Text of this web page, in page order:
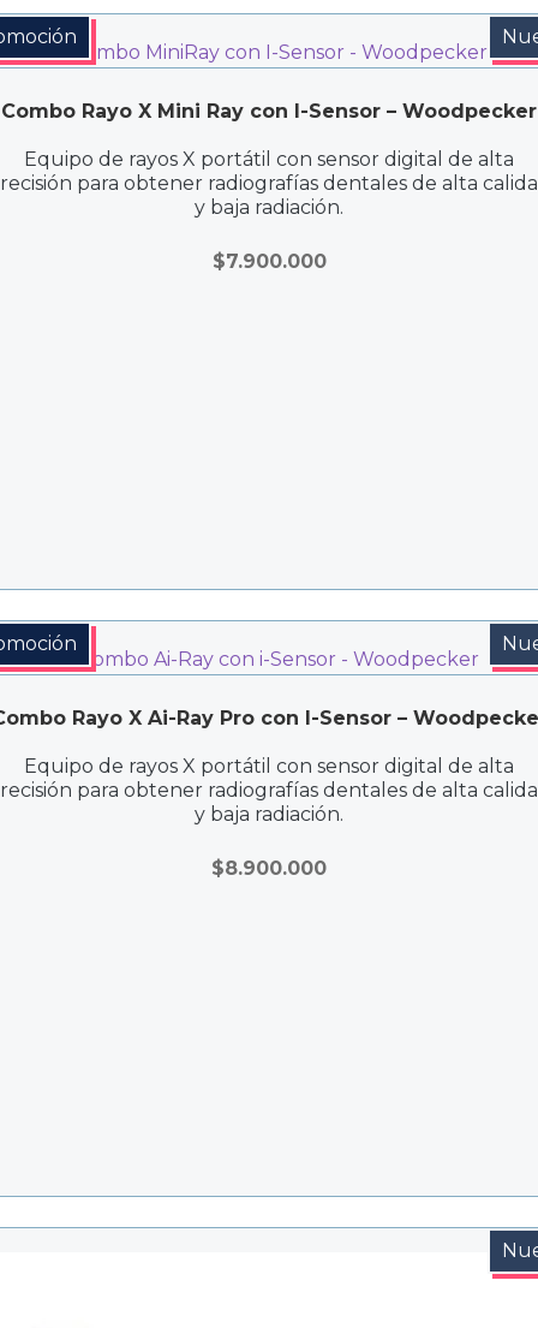
Combo Rayo X Mini Ray con I-Sensor – Woodpecker
Equipo de rayos X portátil con sensor digital de alta
para obtener radiografías dentales de alta
y baja radiación.
$7.900.000
Rayo X Ai-Ray Pro con I-Sensor –
Equipo de rayos X portátil con sensor digital de alta
para obtener radiografías dentales de alta
y baja radiación.
$8.900.000